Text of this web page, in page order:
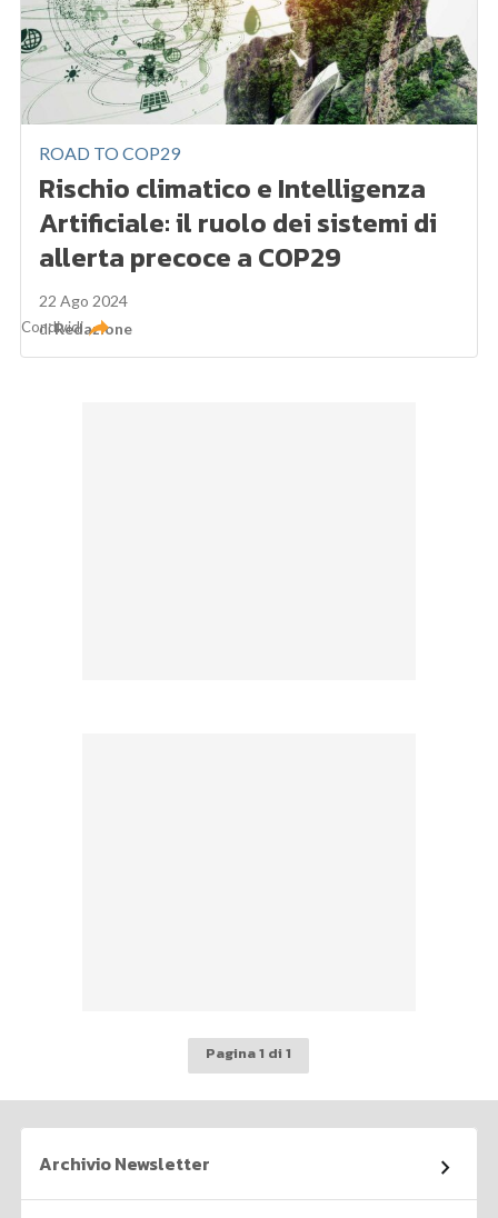
ROAD TO COP29
Rischio climatico e Intelligenza
Artificiale: il ruolo dei sistemi di
allerta precoce a COP29
22 Ago 2024
diRedazione
Condividi
Pagina 1 di 1
Archivio Newsletter